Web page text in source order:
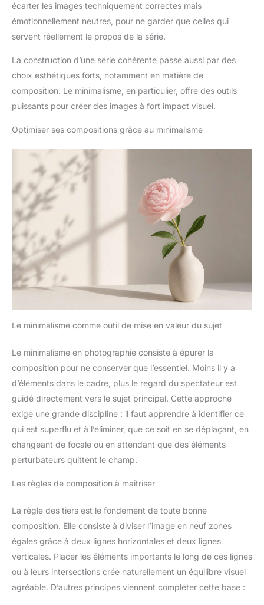
écarter les images techniquement correctes mais
émotionnellement neutres, pour ne garder que celles qui
servent réellement le propos de la série.
La construction d’une série cohérente passe aussi par des
choix esthétiques forts, notamment en matière de
composition. Le minimalisme, en particulier, offre des outils
puissants pour créer des images à fort impact visuel.
Optimiser ses compositions grâce au minimalisme
Le minimalisme comme outil de mise en valeur du sujet
Le minimalisme en photographie consiste à épurer la
composition pour ne conserver que l’essentiel. Moins il y a
d’éléments dans le cadre, plus le regard du spectateur est
guidé directement vers le sujet principal. Cette approche
exige une grande discipline : il faut apprendre à identifier ce
qui est superflu et à l’éliminer, que ce soit en se déplaçant, en
changeant de focale ou en attendant que des éléments
perturbateurs quittent le champ.
Les règles de composition à maîtriser
La règle des tiers est le fondement de toute bonne
composition. Elle consiste à diviser l’image en neuf zones
égales grâce à deux lignes horizontales et deux lignes
verticales. Placer les éléments importants le long de ces lignes
ou à leurs intersections crée naturellement un équilibre visuel
agréable. D’autres principes viennent compléter cette base :